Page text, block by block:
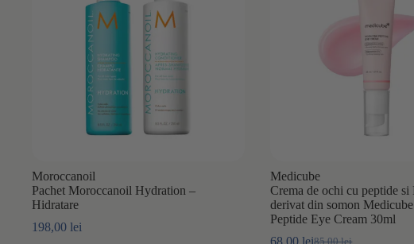
Moroccanoil
Pachet Moroccanoil Hydration –
Hidratare
198,00 lei
Medicube
Crema de ochi cu peptide
derivat din somon
Peptide Eye Cream 30ml
85,00lei